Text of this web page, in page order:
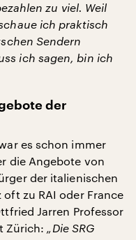
zu viel. Weil
ich praktisch
Sendern
ich sagen, bin ich
der
es schon immer
die Angebote von
der italienischen
zu RAI oder France
Jarren Professor
Zürich: „Die SRG